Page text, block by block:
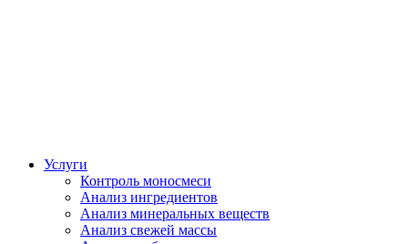
Услуги
Контроль моносмеси
Анализ ингредиентов
Анализ минеральных веществ
Анализ свежей массы